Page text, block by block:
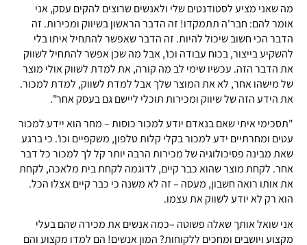
מה שאני מציע לסטודנטים שלי ולאנשים שרוצים להקים עסק, אני
אומר להם: חבר'ה תתמקדו! זה הדבר הראשון בשיווק ומכירות. זה
הדבר הכי חשוב שיכול להיות. זה הדבר שאפשר להתחיל איתו בלי
להשקיע בייצור, בכוח עבודה וכו', אבל מה שכן אפשר להתחיל לשווק
את הדבר הזה. עכשיו שימי לב מה קורה, את למדת לשווק אולי מוצר
של מישהו אחר, לא את המוצר שלך אבל למדת לשווק, למדת למכור.
את הידע הזה של שיווק ומכירות תוכלי ליישם גם בעסק אחר".
"תסכימי איתי שאם בנאדם יודע למכור כוסות – מחר הוא יידע למכור
עטים ומחרתיים ידע למכור בקלי קלות טלפון, משקפיים וכו'. כי ברגע
שאת מבינה פסיכולוגיה של מכירות הרבה יותר קל לך למכור כל דבר
אחר. לקחת מוצר שהוא כבר קיים, לדוגמה לקחת בית מלאכה, לקחת
את אותו רואה חשבון, מעסה – זה לא משנה כי כבר קיים אצלו הכל.
הוא רק לא יודע לשווק את עצמו.
אני שואל אותך שאלה פשוטה –כמה אנשים את מכירה שהם בעלי
מקצוע ויושבים ומחכים ללקוחות? המון אנשים! הם למדו מקצוע והם